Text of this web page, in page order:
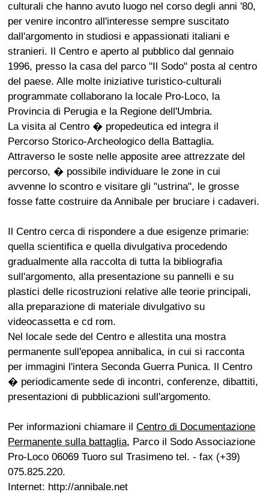
culturali che hanno avuto luogo nel corso degli anni '80,
per venire incontro all'interesse sempre suscitato
dall'argomento in studiosi e appassionati italiani e
stranieri. Il Centro e aperto al pubblico dal gennaio
1996, presso la casa del parco "Il Sodo" posta al centro
del paese. Alle molte iniziative turistico-culturali
programmate collaborano la locale Pro-Loco, la
Provincia di Perugia e la Regione dell'Umbria.
La visita al Centro � propedeutica ed integra il
Percorso Storico-Archeologico della Battaglia.
Attraverso le soste nelle apposite aree attrezzate del
percorso, � possibile individuare le zone in cui
avvenne lo scontro e visitare gli "ustrina", le grosse
fosse fatte costruire da Annibale per bruciare i cadaveri.
Il Centro cerca di rispondere a due esigenze primarie:
quella scientifica e quella divulgativa procedendo
gradualmente alla raccolta di tutta la bibliografia
sull'argomento, alla presentazione su pannelli e su
plastici delle ricostruzioni relative alle teorie principali,
alla preparazione di materiale divulgativo su
videocassetta e cd rom.
Nel locale sede del Centro e allestita una mostra
permanente sull'epopea annibalica, in cui si racconta
per immagini l'intera Seconda Guerra Punica. Il Centro
� periodicamente sede di incontri, conferenze, dibattiti,
presentazioni di pubblicazioni sull'argomento.
Per informazioni chiamare ilCentro di Documentazione
Permanente sulla battaglia, Parco il Sodo Associazione
Pro-Loco 06069 Tuoro sul Trasimeno tel. - fax (+39)
075.825.220.
Internet: http://annibale.net